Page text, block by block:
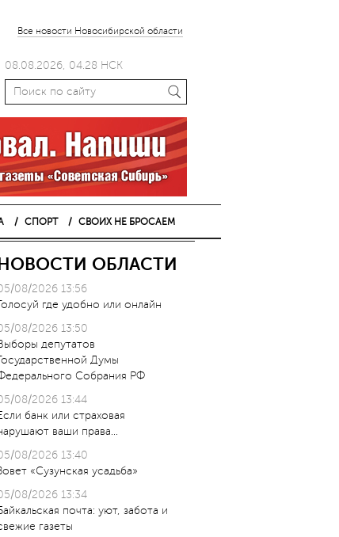
Все новости Новосибирской области
08.08.2026, 04.28 НСК
СПОРТ СВОИХ НЕ БРОСАЕМ
ОБЛАСТИ
08/2026 13:56
где удобно или онлайн
08/2026 13:50
депутатов
Думы
Собрания РФ
08/2026 13:44
банк или страховая
ваши права…
08/2026 13:40
«Сузунская усадьба»
08/2026 13:34
почта: уют, забота и
газеты